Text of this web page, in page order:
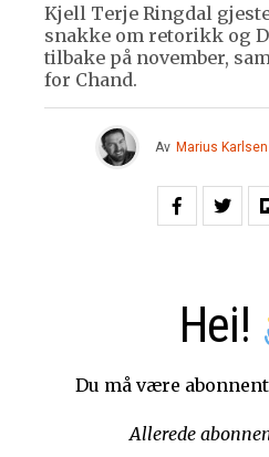
Kjell Terje Ringdal
snakke om retorikk og
tilbake på november,
for Chand.
Av Marius Karlsen
Hei!
Du må være
Allerede